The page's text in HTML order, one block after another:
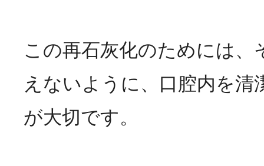
この再石灰化のためには、
えないように、口腔内を清
が大切です。